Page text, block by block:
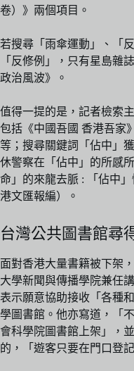
卷）》兩個項目。
若搜尋「雨傘運動」、「
「反修例」，只有星島雜
政治風波》。
值得一提的是，記者檢索
包括《中國吾國 香港吾家
等；搜尋關鍵詞「佔中」
休警察在「佔中」的所感
命」的來龍去脈 : 「佔中
港文匯報編）。
台灣公共圖書館尋
面對香港大量書籍被下架
大學新聞與傳播學院兼任
表示願意協助接收「各種
學圖書館。他亦寫道，「
會科學院圖書館上架」，
的，「遊客只要在門口登